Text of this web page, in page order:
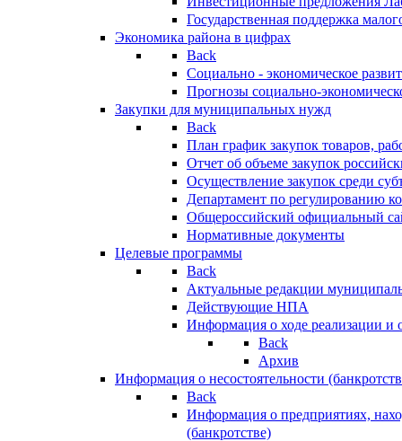
Государственная поддержка
Экономика района в цифрах
Back
Социально - экономическое
Прогнозы социально-
Закупки для муниципальных нужд
Back
План график закупок товаров,
Отчет об объеме закупок
Осуществление закупок среди
Департамент по регулированию
Общероссийский официальный
Нормативные документы
Целевые программы
Back
Актуальные редакции
Действующие НПА
Информация о ходе реализации
Back
Архив
Информация о несостоятельности
Back
Информация о предприятиях,
(банкротстве)